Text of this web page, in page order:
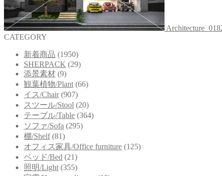
CATEGORY
新着商品 (1950)
SHERPACK (29)
添景素材 (9)
観葉植物/Plant (66)
イス/Chair (907)
スツール/Stool (20)
テーブル/Table (364)
ソファ/Sofa (295)
棚/Shelf (81)
オフィス家具/Office furniture (125)
ベッド/Bed (21)
照明/Light (355)